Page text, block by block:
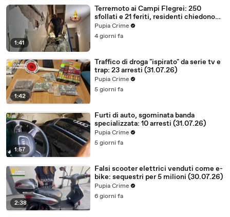
1:41
Terremoto ai Campi Flegrei: 250
sfollati e 21 feriti, residenti chiedono
certezze sul futuro (01.08.26)
Pupia Crime
4 giorni fa
1:42
Traffico di droga "ispirato" da serie tv e
trap: 23 arresti (31.07.26)
Pupia Crime
5 giorni fa
1:57
Furti di auto, sgominata banda
specializzata: 10 arresti (31.07.26)
Pupia Crime
5 giorni fa
2:38
Falsi scooter elettrici venduti come e-
bike: sequestri per 5 milioni (30.07.26)
Pupia Crime
6 giorni fa